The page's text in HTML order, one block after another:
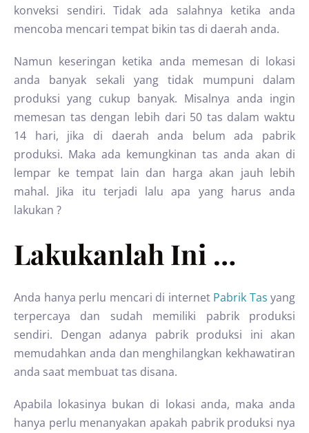
konveksi sendiri. Tidak ada salahnya ketika anda
mencoba mencari tempat bikin tas di daerah anda.
Namun keseringan ketika anda memesan di lokasi
anda banyak sekali yang tidak mumpuni dalam
produksi yang cukup banyak. Misalnya anda ingin
memesan tas dengan lebih dari 50 tas dalam waktu
14 hari, jika di daerah anda belum ada pabrik
produksi. Maka ada kemungkinan tas anda akan di
lempar ke tempat lain dan harga akan jauh lebih
mahal. Jika itu terjadi lalu apa yang harus anda
lakukan ?
Lakukanlah Ini …
Anda hanya perlu mencari di internet Pabrik Tas yang
terpercaya dan sudah memiliki pabrik produksi
sendiri. Dengan adanya pabrik produksi ini akan
memudahkan anda dan menghilangkan kekhawatiran
anda saat membuat tas disana.
Apabila lokasinya bukan di lokasi anda, maka anda
hanya perlu menanyakan apakah pabrik produksi nya